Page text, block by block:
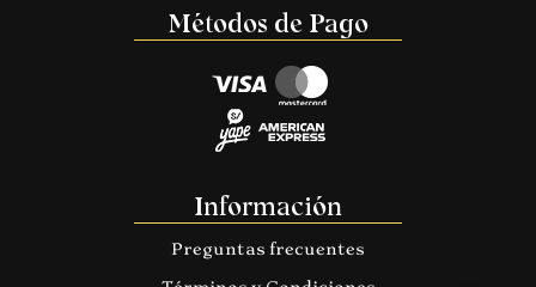
Métodos de Pago
Información
Preguntas frecuentes